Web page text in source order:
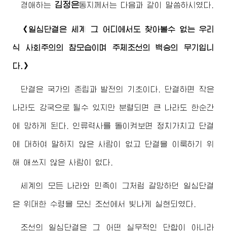
경애하는 김정은동지께서 는 다음과 같이 말씀하시였다.
《일심단결은 세계 그 어디에서도 찾아볼수 없는 우리
식 사회주의의 참모습이며 주체조선의 백승의 무기입니
다.》
단결은 국가의 존립과 발전의 기초이다. 단결하면 작은
나라도 강국으로 될수 있지만 분렬되면 큰 나라도 한순간
에 망하게 된다. 인류력사를 돌이켜보면 정치가치고 단결
에 대하여 말하지 않은 사람이 없고 단결을 이룩하기 위
해 애쓰지 않은 사람이 없다.
세계의 모든 나라와 민족이 그처럼 갈망하던 일심단결
은 위대한 수령 을 모신 조선에서 빛나게 실현되였다.
조선의 일심단결은 그 어떤 실무적인 단합이 아니라